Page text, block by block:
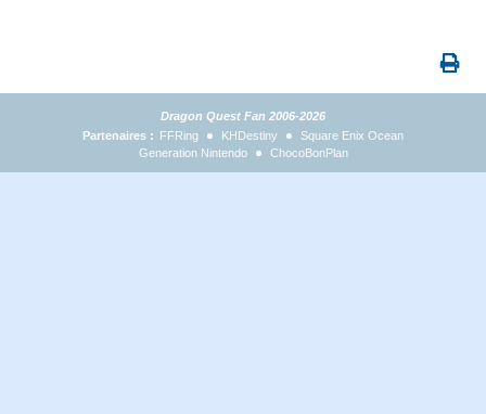
Dragon Quest Fan 2006-2026
Partenaires : FFRing KHDestiny
Square Enix Ocean
Generation Nintendo
ChocoBonPlan